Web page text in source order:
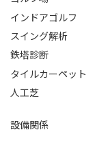
インドアゴルフ
スイング解析
鉄塔診断
タイルカーペット
人工芝
設備関係